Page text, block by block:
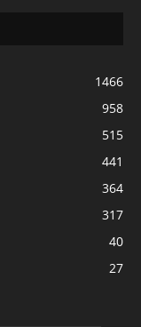
1466
958
515
441
364
317
40
27